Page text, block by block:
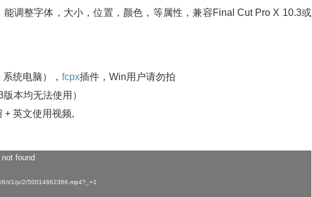
调整字体，大小，位置，颜色，等属性，兼容Final Cut Pro X 10.3或
统电脑）， fcpx插件，Win用户请勿拍
本均无法使用）
+ 英文使用视频,
found
t/1/p/2/50014862366.mp4?_=1